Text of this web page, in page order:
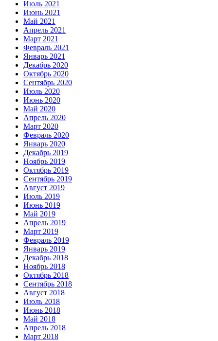
Июль 2021
Июнь 2021
Май 2021
Апрель 2021
Март 2021
Февраль 2021
Январь 2021
Декабрь 2020
Октябрь 2020
Сентябрь 2020
Июль 2020
Июнь 2020
Май 2020
Апрель 2020
Март 2020
Февраль 2020
Январь 2020
Декабрь 2019
Ноябрь 2019
Октябрь 2019
Сентябрь 2019
Август 2019
Июль 2019
Июнь 2019
Май 2019
Апрель 2019
Март 2019
Февраль 2019
Январь 2019
Декабрь 2018
Ноябрь 2018
Октябрь 2018
Сентябрь 2018
Август 2018
Июль 2018
Июнь 2018
Май 2018
Апрель 2018
Март 2018